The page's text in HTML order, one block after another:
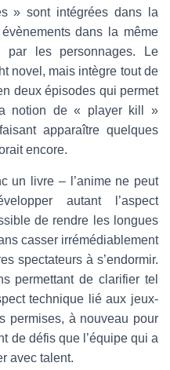
» sont intégrées dans la
dans la même
par les personnages. Le
novel, mais intègre tout de
deux épisodes qui permet
notion de « player kill »
apparaître quelques
encore.
un livre – l’anime ne peut
autant l’aspect
de rendre les longues
casser irrémédiablement
spectateurs à s’endormir.
permettant de clarifier tel
technique lié aux jeux-
permises, à nouveau pour
de défis que l’équipe qui a
avec talent.